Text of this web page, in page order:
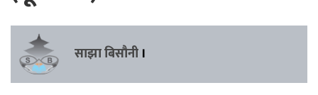
साझा बिसौनी ।